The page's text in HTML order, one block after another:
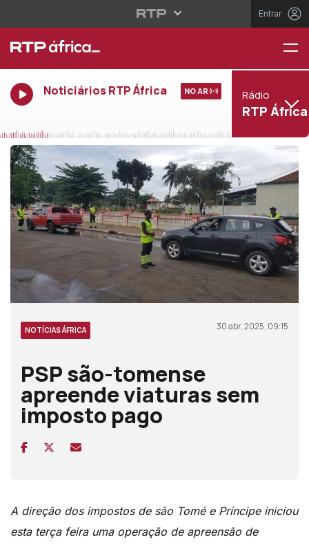
Entrar
Noticiários RTP África NO AR Rádio
RTP África
NOTÍCIAS ÁFRICA 30 abr, 2025, 09:15
PSP são-tomense
apreende viaturas sem
imposto pago
A direção dos impostos de são Tomé e Príncipe iniciou
esta terça feira uma operação de apreensão de